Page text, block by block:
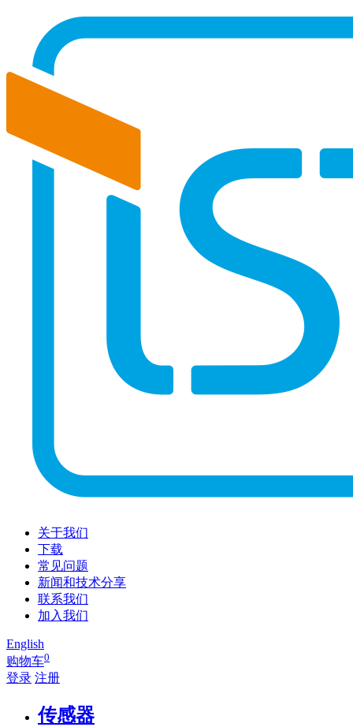
关于我们
下载
常见问题
新闻和技术分享
联系我们
加入我们
English
购物车0
登录 注册
传感器